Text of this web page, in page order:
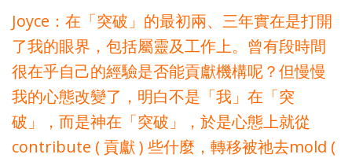
Joyce：在「突破」的最初兩、三年實在是打開
了我的眼界，包括屬靈及工作上。曾有段時間
很在乎自己的經驗是否能貢獻機構呢？但慢慢
我的心態改變了，明白不是「我」在「突
破」，而是神在「突破」，於是心態上就從
contribute ( 貢獻 ) 些什麼，轉移被祂去mold (